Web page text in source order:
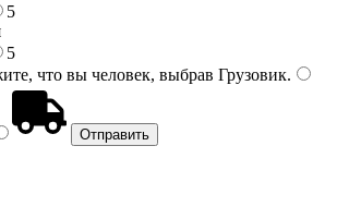
5
5
что вы человек, выбрав Грузовик.